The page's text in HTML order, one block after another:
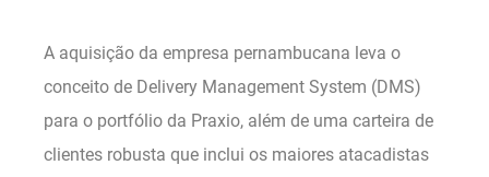
A aquisição da empresa pernambucana leva o
conceito de Delivery Management System (DMS)
para o portfólio da Praxio, além de uma carteira de
clientes robusta que inclui os maiores atacadistas